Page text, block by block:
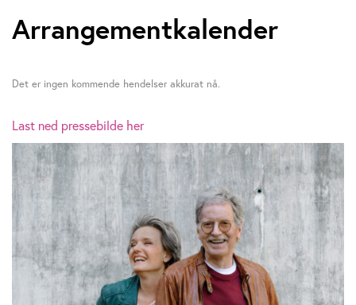
t
e
i
n
S
u
n
d
e
Arrangementkalender
Det er ingen kommende hendelser akkurat nå.
Last ned pressebilde her